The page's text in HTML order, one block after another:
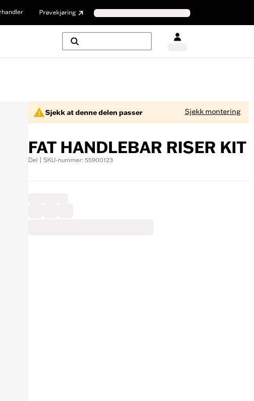
Prøvekjøring
Sjekk at denne delen passer Sjekk montering
FAT HANDLEBAR RISER KIT
Del | SKU-nummer: 55900123